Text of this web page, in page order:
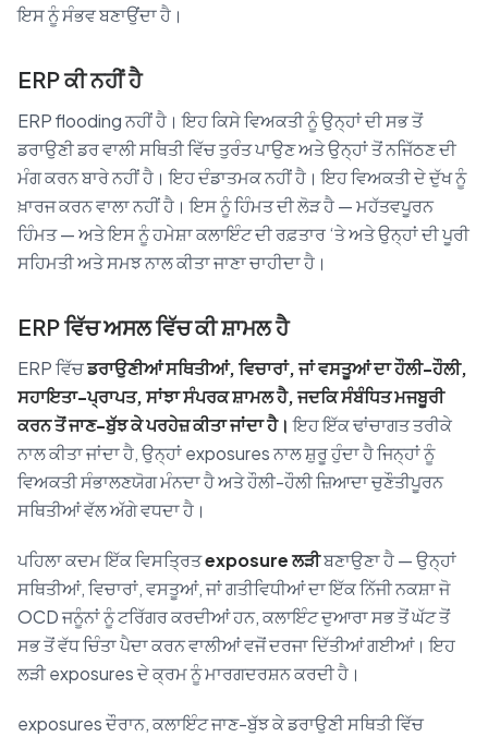
ਇਸ ਨੂੰ ਸੰਭਵ ਬਣਾਉਂਦਾ ਹੈ।
ERP ਕੀ ਨਹੀਂ ਹੈ
ERP flooding ਨਹੀਂ ਹੈ। ਇਹ ਕਿਸੇ ਵਿਅਕਤੀ ਨੂੰ ਉਨ੍ਹਾਂ ਦੀ ਸਭ ਤੋਂ
ਡਰਾਉਣੀ ਡਰ ਵਾਲੀ ਸਥਿਤੀ ਵਿੱਚ ਤੁਰੰਤ ਪਾਉਣ ਅਤੇ ਉਨ੍ਹਾਂ ਤੋਂ ਨਜਿੱਠਣ ਦੀ
ਮੰਗ ਕਰਨ ਬਾਰੇ ਨਹੀਂ ਹੈ। ਇਹ ਦੰਡਾਤਮਕ ਨਹੀਂ ਹੈ। ਇਹ ਵਿਅਕਤੀ ਦੇ ਦੁੱਖ ਨੂੰ
ਖ਼ਾਰਜ ਕਰਨ ਵਾਲਾ ਨਹੀਂ ਹੈ। ਇਸ ਨੂੰ ਹਿੰਮਤ ਦੀ ਲੋੜ ਹੈ — ਮਹੱਤਵਪੂਰਨ
ਹਿੰਮਤ — ਅਤੇ ਇਸ ਨੂੰ ਹਮੇਸ਼ਾ ਕਲਾਇੰਟ ਦੀ ਰਫ਼ਤਾਰ ‘ਤੇ ਅਤੇ ਉਨ੍ਹਾਂ ਦੀ ਪੂਰੀ
ਸਹਿਮਤੀ ਅਤੇ ਸਮਝ ਨਾਲ ਕੀਤਾ ਜਾਣਾ ਚਾਹੀਦਾ ਹੈ।
ERP ਵਿੱਚ ਅਸਲ ਵਿੱਚ ਕੀ ਸ਼ਾਮਲ ਹੈ
ERP ਵਿੱਚਡਰਾਉਣੀਆਂ ਸਥਿਤੀਆਂ, ਵਿਚਾਰਾਂ, ਜਾਂ ਵਸਤੂਆਂ ਦਾ ਹੌਲੀ-ਹੌਲੀ,
ਸਹਾਇਤਾ-ਪ੍ਰਾਪਤ, ਸਾਂਝਾ ਸੰਪਰਕ ਸ਼ਾਮਲ ਹੈ, ਜਦਕਿ ਸੰਬੰਧਿਤ ਮਜਬੂਰੀ
ਕਰਨ ਤੋਂ ਜਾਣ-ਬੁੱਝ ਕੇ ਪਰਹੇਜ਼ ਕੀਤਾ ਜਾਂਦਾ ਹੈ। ਇਹ ਇੱਕ ਢਾਂਚਾਗਤ ਤਰੀਕੇ
ਨਾਲ ਕੀਤਾ ਜਾਂਦਾ ਹੈ, ਉਨ੍ਹਾਂ exposures ਨਾਲ ਸ਼ੁਰੂ ਹੁੰਦਾ ਹੈ ਜਿਨ੍ਹਾਂ ਨੂੰ
ਵਿਅਕਤੀ ਸੰਭਾਲਣਯੋਗ ਮੰਨਦਾ ਹੈ ਅਤੇ ਹੌਲੀ-ਹੌਲੀ ਜ਼ਿਆਦਾ ਚੁਣੌਤੀਪੂਰਨ
ਸਥਿਤੀਆਂ ਵੱਲ ਅੱਗੇ ਵਧਦਾ ਹੈ।
ਪਹਿਲਾ ਕਦਮ ਇੱਕ ਵਿਸਤ੍ਰਿਤexposure ਲੜੀਬਣਾਉਣਾ ਹੈ — ਉਨ੍ਹਾਂ
ਸਥਿਤੀਆਂ, ਵਿਚਾਰਾਂ, ਵਸਤੂਆਂ, ਜਾਂ ਗਤੀਵਿਧੀਆਂ ਦਾ ਇੱਕ ਨਿੱਜੀ ਨਕਸ਼ਾ ਜੋ
OCD ਜਨੂੰਨਾਂ ਨੂੰ ਟਰਿੱਗਰ ਕਰਦੀਆਂ ਹਨ, ਕਲਾਇੰਟ ਦੁਆਰਾ ਸਭ ਤੋਂ ਘੱਟ ਤੋਂ
ਸਭ ਤੋਂ ਵੱਧ ਚਿੰਤਾ ਪੈਦਾ ਕਰਨ ਵਾਲੀਆਂ ਵਜੋਂ ਦਰਜਾ ਦਿੱਤੀਆਂ ਗਈਆਂ। ਇਹ
ਲੜੀ exposures ਦੇ ਕ੍ਰਮ ਨੂੰ ਮਾਰਗਦਰਸ਼ਨ ਕਰਦੀ ਹੈ।
exposures ਦੌਰਾਨ, ਕਲਾਇੰਟ ਜਾਣ-ਬੁੱਝ ਕੇ ਡਰਾਉਣੀ ਸਥਿਤੀ ਵਿੱਚ